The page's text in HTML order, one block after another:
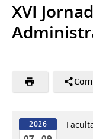
XVI
2026